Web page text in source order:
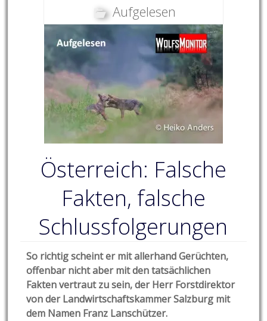
Aufgelesen
Österreich: Falsche
Fakten, falsche
Schlussfolgerungen
So richtig scheint er mit allerhand Gerüchten,
offenbar nicht aber mit den tatsächlichen
Fakten vertraut zu sein, der Herr Forstdirektor
von der Landwirtschaftskammer Salzburg mit
dem Namen Franz Lanschützer.